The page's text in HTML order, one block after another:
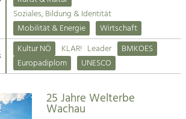
und
und Forschung.
Soziales, Bildung & Identität
Mobilität & Energie
Wirtschaft
Kultur NÖ KLAR! Leader
BMKOES
Europadiplom
UNESCO
25 Jahre Welterbe
Wachau